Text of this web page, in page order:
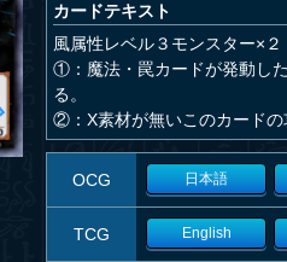
カードテキスト
風属性レベル３モンスター×２
①：魔法・罠カードが発動し
る。
②：X素材が無いこのカードの
OCG 日本語
TCG English